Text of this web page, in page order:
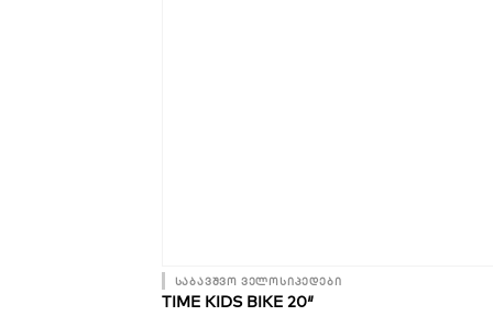
საბავშვო ველოსიპედები
TIME KIDS BIKE 20″